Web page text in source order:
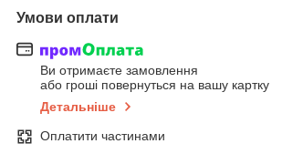
Умови оплати
Ви отримаєте замовлення
або гроші повернуться на вашу картку
Детальніше
Оплатити частинами